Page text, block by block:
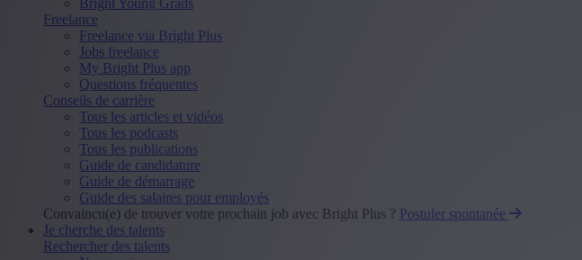
Freelance
Freelance via Bright Plus
Jobs freelance
My Bright Plus app
Questions fréquentes
Conseils de carrière
Tous les articles et vidéos
Tous les podcasts
Tous les publications
Guide de candidature
Guide de démarrage
Guide des salaires pour employés
Convaincu(e) de trouver votre prochain job avec Bright Plus ? Postuler spontanée
Je cherche des talents
Rechercher des talents